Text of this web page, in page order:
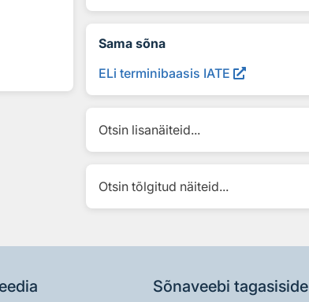
Sama sõna
ELi terminibaasis IATE
Otsin lisanäiteid...
Otsin tõlgitud näiteid...
Sõnaveebi tagasiside